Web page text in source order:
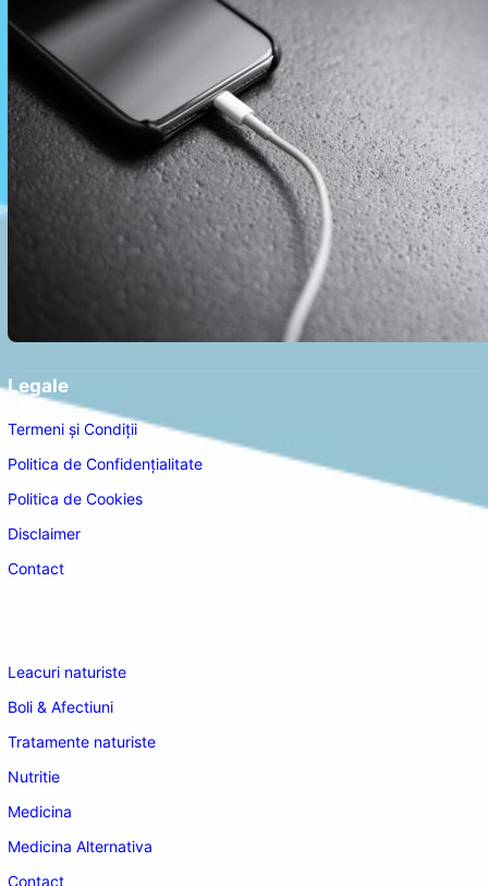
Legale
Termeni și Condiții
Politica de Confidențialitate
Politica de Cookies
Disclaimer
Contact
Leacuri naturiste
Boli & Afectiuni
Tratamente naturiste
Nutritie
Medicina
Medicina Alternativa
Contact